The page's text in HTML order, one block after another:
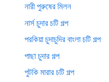
নারী পুরুষের মিলন
নার্স চুদার চটি গল্প
পরকিয়া চুদাচুদির বাংলা চটি গল্প
পাছা চুদার গল্প
পুটকি মারার চটি গল্প